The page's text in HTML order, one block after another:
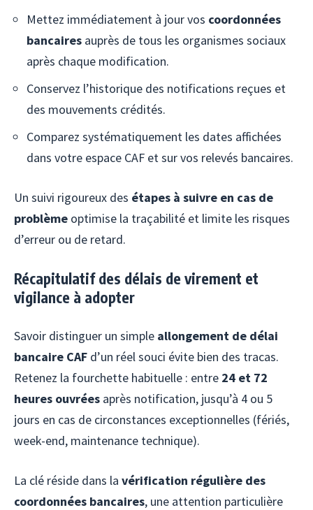
Mettez immédiatement à jour vos coordonnées
bancaires auprès de tous les organismes sociaux
après chaque modification.
Conservez l’historique des notifications reçues et
des mouvements crédités.
Comparez systématiquement les dates affichées
dans votre espace CAF et sur vos relevés bancaires.
Un suivi rigoureux des étapes à suivre en cas de
problème optimise la traçabilité et limite les risques
d’erreur ou de retard.
Récapitulatif des délais de virement et
vigilance à adopter
Savoir distinguer un simple allongement de délai
bancaire CAF d’un réel souci évite bien des tracas.
Retenez la fourchette habituelle : entre 24 et 72
heures ouvrées après notification, jusqu’à 4 ou 5
jours en cas de circonstances exceptionnelles (fériés,
week-end, maintenance technique).
La clé réside dans la vérification régulière des
coordonnées bancaires, une attention particulière